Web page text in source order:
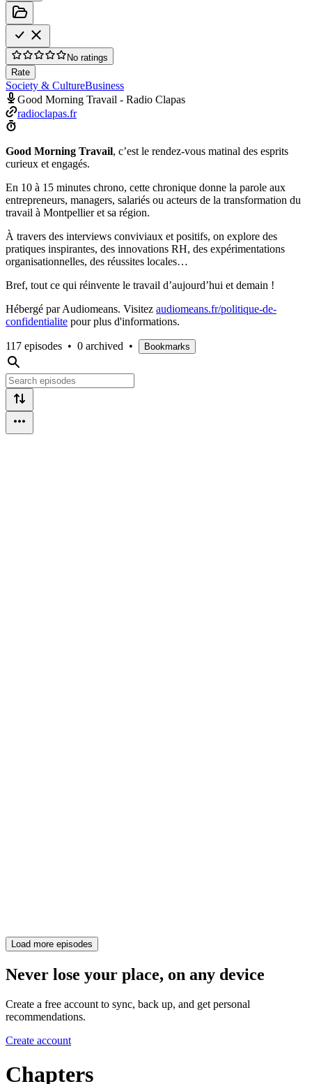
No ratings
Rate
Society & CultureBusiness
Good Morning Travail - Radio Clapas
radioclapas.fr
Good Morning Travail, c’est le rendez-vous matinal des esprits
curieux et engagés.
En 10 à 15 minutes chrono, cette chronique donne la parole aux
entrepreneurs, managers, salariés ou acteurs de la transformation du
travail à Montpellier et sa région.
À travers des interviews conviviaux et positifs, on explore des
pratiques inspirantes, des innovations RH, des expérimentations
organisationnelles, des réussites locales…
Bref, tout ce qui réinvente le travail d’aujourd’hui et demain !
Hébergé par Audiomeans. Visitez audiomeans.fr/politique-de-
confidentialite pour plus d'informations.
117 episodes • 0 archived • Bookmarks
Load more episodes
Never lose your place, on any device
Create a free account to sync, back up, and get personal
recommendations.
Create account
Chapters